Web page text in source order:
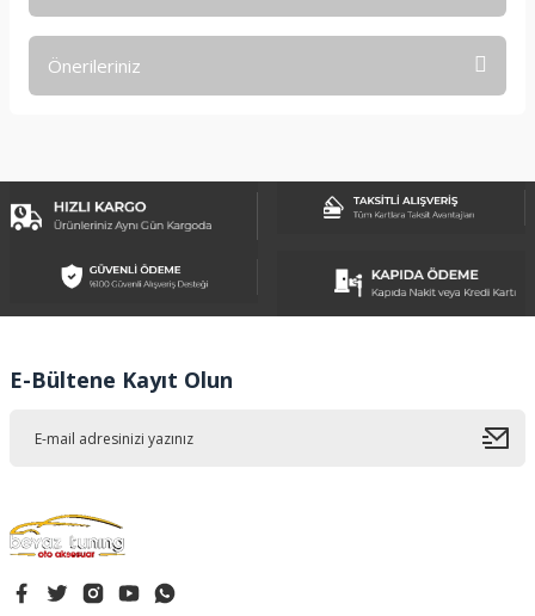
Önerileriniz
Görüş ve önerileriniz için teşekkür ederiz.
Ürün açıklamasında eksik bilgiler bulunuyor.
Ürün bilgilerinde hatalar bulunuyor.
Bu ürüne benzer farklı alternatifler olmalı.
E-Bültene Kayıt Olun